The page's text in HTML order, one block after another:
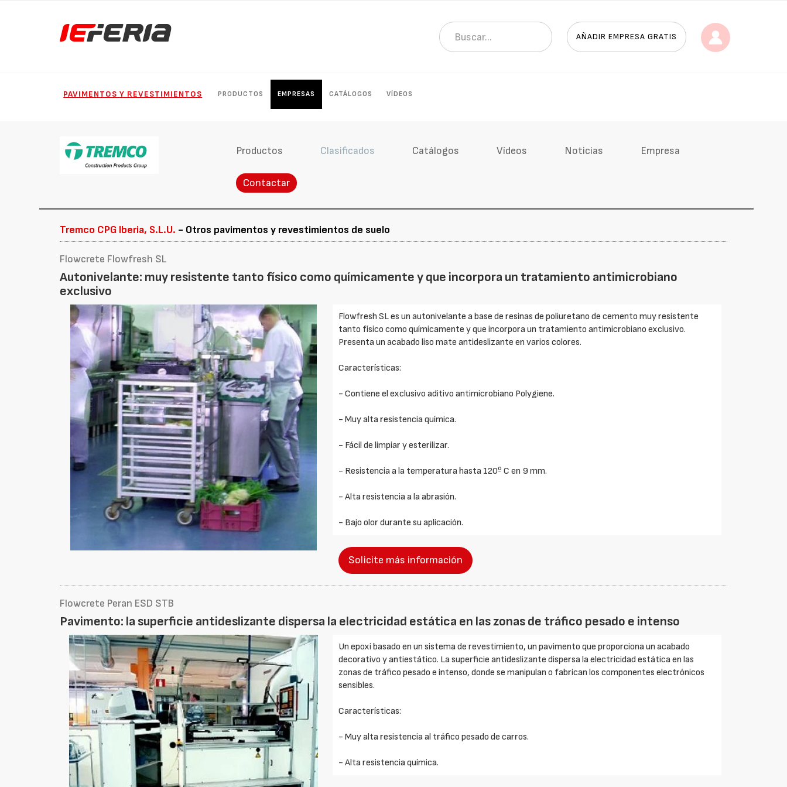
AÑADIR EMPRESA GRATIS
PAVIMENTOS Y REVESTIMIENTOS PRODUCTOS EMPRESAS CATÁLOGOS VÍDEOS
Productos Clasificados Catálogos Vídeos Noticias Empresa
Contactar
Tremco CPG Iberia, S.L.U. - Otros pavimentos y revestimientos de suelo
Flowcrete Flowfresh SL
Autonivelante: muy resistente tanto físico como químicamente y que incorpora un tratamiento antimicrobiano
exclusivo
Flowfresh SL es un autonivelante a base de resinas de poliuretano de cemento muy resistente
tanto físico como químicamente y que incorpora un tratamiento antimicrobiano exclusivo.
Presenta un acabado liso mate antideslizante en varios colores.
Características:
- Contiene el exclusivo aditivo antimicrobiano Polygiene.
- Muy alta resistencia química.
- Fácil de limpiar y esterilizar.
- Resistencia a la temperatura hasta 120º C en 9 mm.
- Alta resistencia a la abrasión.
- Bajo olor durante su aplicación.
Solicite más información
Flowcrete Peran ESD STB
Pavimento: la superficie antideslizante dispersa la electricidad estática en las zonas de tráfico pesado e intenso
Un epoxi basado en un sistema de revestimiento, un pavimento que proporciona un acabado
decorativo y antiestático. La superficie antideslizante dispersa la electricidad estática en las
zonas de tráfico pesado e intenso, donde se manipulan o fabrican los componentes electrónicos
sensibles.
Características:
- Muy alta resistencia al tráfico pesado de carros.
- Alta resistencia química.